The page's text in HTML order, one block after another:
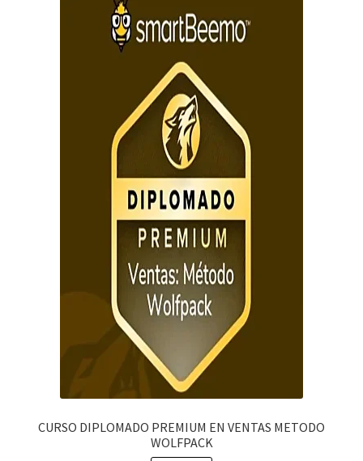
CURSO DIPLOMADO PREMIUM EN VENTAS METODO
WOLFPACK